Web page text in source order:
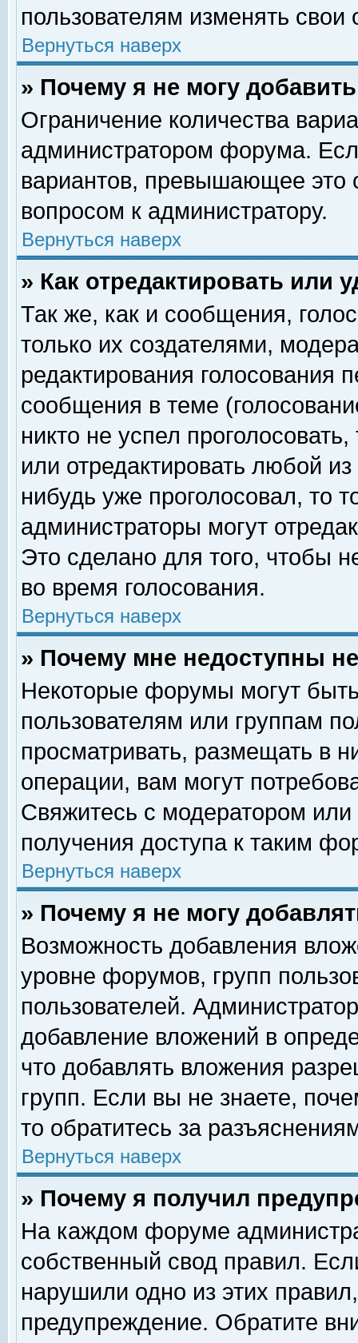
пользователям изменять свои
Вернуться наверх
» Почему я не могу
Ограничение количества
администратором форума.
вариантов, превышающее это
вопросом к администратору.
Вернуться наверх
» Как отредактировать или
Так же, как и сообщения,
только их создателями,
редактирования голосования
сообщения в теме
никто не успел
или отредактировать любой
нибудь уже проголосовал, то
администраторы могут
Это сделано для того, чтобы
во время голосования.
Вернуться наверх
» Почему мне недоступны
Некоторые форумы могут
пользователям или группам
просматривать, размещать в
операции, вам могут
Свяжитесь с модератором
получения доступа к таким
Вернуться наверх
» Почему я не могу
Возможность добавления
уровне форумов, групп
пользователей.
добавление вложений в
что добавлять вложения
групп. Если вы не знаете,
то обратитесь за
Вернуться наверх
» Почему я получил
На каждом форуме
собственный свод правил.
нарушили одно из этих
предупреждение. Обратите